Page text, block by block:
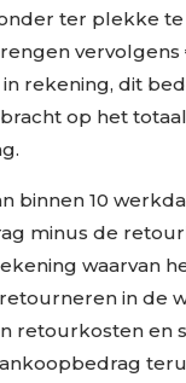
ter plekke te
vervolgens
rekening, dit
op het
binnen 10
minus de
waarvan
in de
retourkosten en